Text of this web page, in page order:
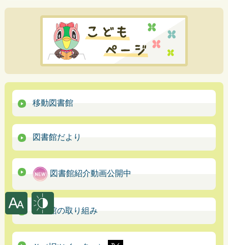
移動図書館
図書館だより
図書館紹介動画公開中
図書館の取り組み